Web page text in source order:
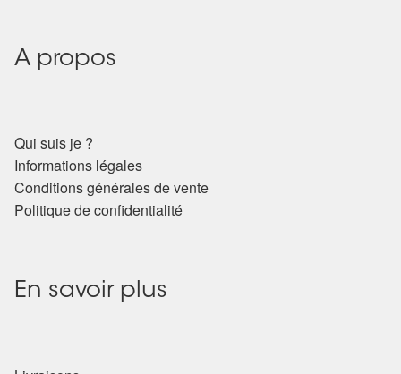
A propos
Qui suis je ?
Informations légales
Conditions générales de vente
Politique de confidentialité
En savoir plus